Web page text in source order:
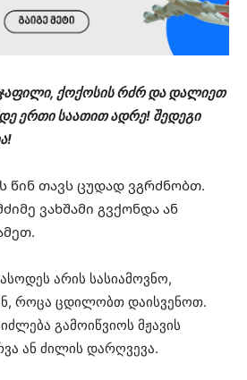
ქოქოსის რძრ და დალიეთ
ერთი საათით ადრე! შედეგი
წინ თავს ცუდად ვგრძნობთ.
ვახშამი გვქონდა ან
არის სასიამოვნო,
როცა ცდილობთ დაისვენოთ.
გამოიწვიოს მჟავის
ან ძილის დარღვევა.